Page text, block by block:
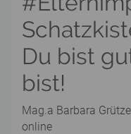
Du bist
bist!
Mag.a Barbara Grütze
online